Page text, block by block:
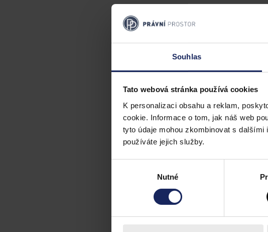
Souhlas
Tato webová stránka používá cookies
K personalizaci obsahu a reklam,
cookie. Informace o tom, jak náš web
tyto údaje mohou zkombinovat s
používáte jejich služby.
Nutné